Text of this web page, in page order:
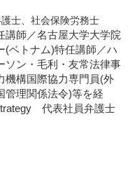
士、社会保険労務士
講師／名古屋大学大学院
(ベトナム)特任講師／ハ
ソン・毛利・友常法律事
機構国際協力専門員(外
管理関係法令)等を経
代表社員弁護士